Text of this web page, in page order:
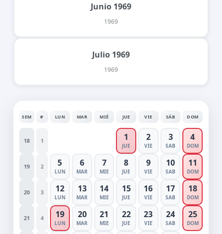
Junio 1969
1969
Julio 1969
1969
SEM # LUN MAR MIÉ JUE VIE SÁB DOM
18 1 1
JUE
2
VIE
3
SAB
4
DOM
19 2 5
LUN
6
MAR
7
MIE
8
JUE
9
VIE
10
SAB
11
DOM
20 3 12
LUN
13
MAR
14
MIE
15
JUE
16
VIE
17
SAB
18
DOM
21 4 19
LUN
20
MAR
21
MIE
22
JUE
23
VIE
24
SAB
25
DOM